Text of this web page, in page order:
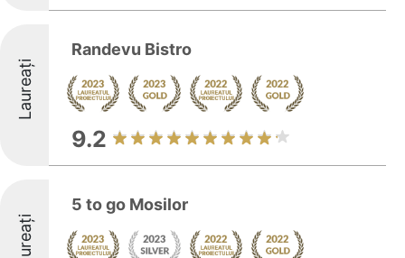
Laureați
Randevu Bistro
9.2
Laureați
5 to go Mosilor